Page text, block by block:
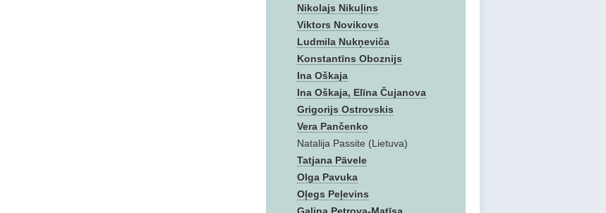
Nikolajs Nikuļins
Viktors Novikovs
Ludmila Nukņeviča
Konstantīns Oboznijs
Ina Oškaja
Ina Oškaja, Elīna Čujanova
Grigorijs Ostrovskis
Vera Pančenko
Natalija Passite (Lietuva)
Tatjana Pāvele
Olga Pavuka
Oļegs Peļevins